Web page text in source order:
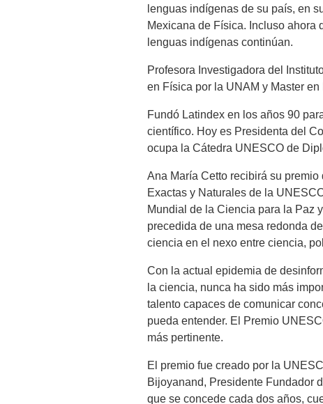
lenguas indígenas de su país, en
Mexicana de Física. Incluso ahora
lenguas indígenas continúan.
Profesora Investigadora del
en Física por la UNAM y Master
Fundó Latindex en los años 90
científico. Hoy es Presidenta del
ocupa la Cátedra UNESCO de
Ana María Cetto recibirá su
Exactas y Naturales de la
Mundial de la Ciencia para la Paz
precedida de una mesa redonda
ciencia en el nexo entre ciencia,
Con la actual epidemia de
la ciencia, nunca ha sido más
talento capaces de comunicar
pueda entender. El Premio
más pertinente.
El premio fue creado por la
Bijoyanand, Presidente Fundador
que se concede cada dos años,